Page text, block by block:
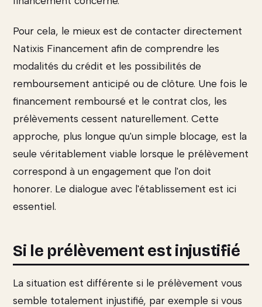
Pour cela, le mieux est de contacter directement
Natixis Financement afin de comprendre les
modalités du crédit et les possibilités de
remboursement anticipé ou de clôture. Une fois le
financement remboursé et le contrat clos, les
prélèvements cessent naturellement. Cette
approche, plus longue qu'un simple blocage, est la
seule véritablement viable lorsque le prélèvement
correspond à un engagement que l'on doit
honorer. Le dialogue avec l'établissement est ici
essentiel.
Si le prélèvement est injustifié
La situation est différente si le prélèvement vous
semble totalement injustifié, par exemple si vous